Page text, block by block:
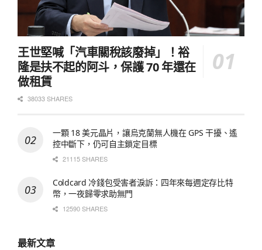
王世堅喊「汽車關稅該廢掉」！裕
隆是扶不起的阿斗，保護 70 年還在
做租賃
38033 SHARES
一顆 18 美元晶片，讓烏克蘭無人機在 GPS 干擾、遙
控中斷下，仍可自主鎖定目標
21115 SHARES
Coldcard 冷錢包受害者淚訴：四年來每週定存比特
幣，一夜歸零求助無門
12590 SHARES
最新文章